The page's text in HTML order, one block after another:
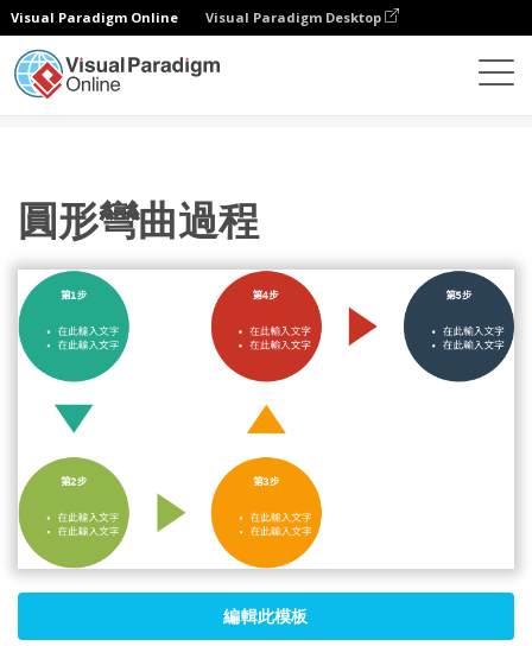
Visual Paradigm Online Visual Paradigm Desktop
圓形彎曲過程
編輯此模板